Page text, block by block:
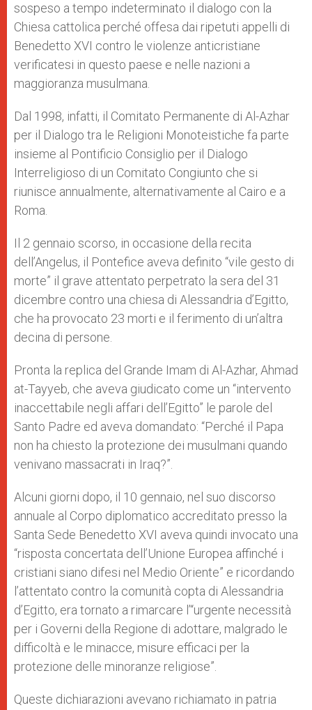
sospeso a tempo indeterminato il dialogo con la
Chiesa cattolica perché offesa dai ripetuti appelli di
Benedetto XVI contro le violenze anticristiane
verificatesi in questo paese e nelle nazioni a
maggioranza musulmana.
Dal 1998, infatti, il Comitato Permanente di Al-Azhar
per il Dialogo tra le Religioni Monoteistiche fa parte
insieme al Pontificio Consiglio per il Dialogo
Interreligioso di un Comitato Congiunto che si
riunisce annualmente, alternativamente al Cairo e a
Roma.
Il 2 gennaio scorso, in occasione della recita
dell’Angelus, il Pontefice aveva definito “vile gesto di
morte” il grave attentato perpetrato la sera del 31
dicembre contro una chiesa di Alessandria d’Egitto,
che ha provocato 23 morti e il ferimento di un’altra
decina di persone.
Pronta la replica del Grande Imam di Al-Azhar, Ahmad
at-Tayyeb, che aveva giudicato come un “intervento
inaccettabile negli affari dell’Egitto” le parole del
Santo Padre ed aveva domandato: “Perché il Papa
non ha chiesto la protezione dei musulmani quando
venivano massacrati in Iraq?”.
Alcuni giorni dopo, il 10 gennaio, nel suo discorso
annuale al Corpo diplomatico accreditato presso la
Santa Sede Benedetto XVI aveva quindi invocato una
“risposta concertata dell’Unione Europea affinché i
cristiani siano difesi nel Medio Oriente” e ricordando
l’attentato contro la comunità copta di Alessandria
d’Egitto, era tornato a rimarcare l’“urgente necessità
per i Governi della Regione di adottare, malgrado le
difficoltà e le minacce, misure efficaci per la
protezione delle minoranze religiose”.
Queste dichiarazioni avevano richiamato in patria